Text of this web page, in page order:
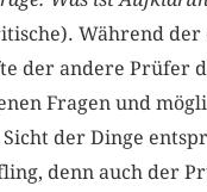
Während
der andere Prüfer
Fragen und
der Dinge
denn auch der